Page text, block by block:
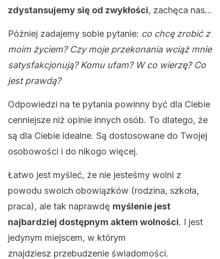
zdystansujemy się od zwykłości, zachęca nas…
Później zadajemy sobie pytanie: co chcę zrobić z
moim życiem? Czy moje przekonania wciąż mnie
satysfakcjonują? Komu ufam? W co wierzę? Co
jest prawdą?
Odpowiedzi na te pytania powinny być dla Ciebie
cenniejsze niż opinie innych osób. To dlatego, że
są dla Ciebie idealne. Są dostosowane do Twojej
osobowości i do nikogo więcej.
Łatwo jest myśleć, że nie jesteśmy wolni z
powodu swoich obowiązków (rodzina, szkoła,
praca), ale tak naprawdę myślenie jest
najbardziej dostępnym aktem wolności. I jest
jedynym miejscem, w którym
znajdziesz przebudzenie świadomości.